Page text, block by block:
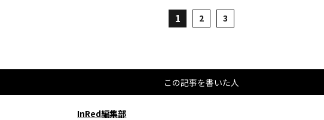
1 2 3
この記事を書いた人
InRed編集部